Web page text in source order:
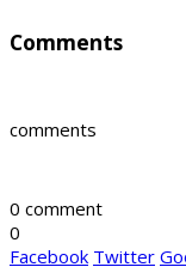
Comments
comments
0 comment
0
Facebook Twitter